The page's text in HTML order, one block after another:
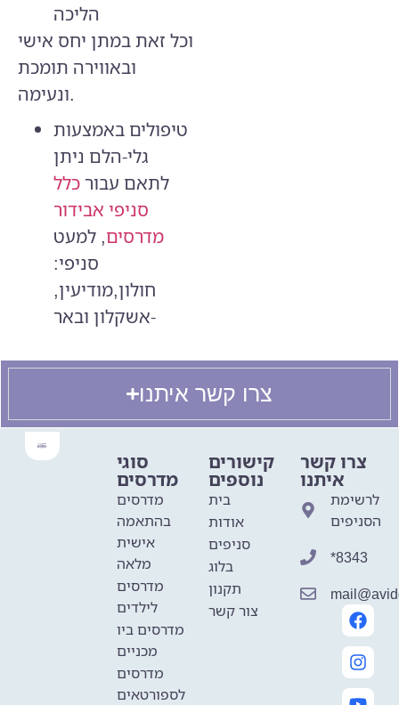
הליכה
וכל זאת במתן יחס אישי
ובאווירה תומכת
ונעימה.
טיפולים באמצעות
גלי-הלם ניתן
לתאם עבור כלל
סניפי אבידור
מדרסים, למעט
סניפי:
חולון,מודיעין,
אשקלון ובאר-
צרו קשר איתנו
סוגי
מדרסים
מדרסים
בהתאמה
אישית
מלאה
מדרסים
לילדים
מדרסים ביו
מכניים
מדרסים
לספורטאים
קישורים
נוספים
בית
אודות
סניפים
בלוג
תקנון
צור קשר
צרו קשר
איתנו
לרשימת
הסניפים
*8343